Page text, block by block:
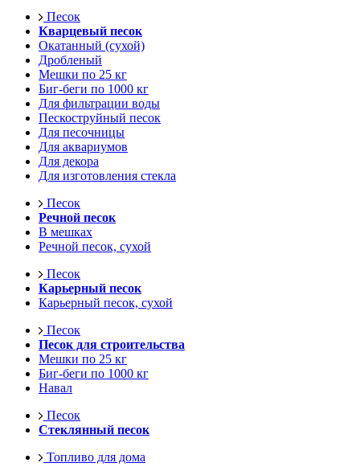
Песок
Кварцевый песок
Окатанный (сухой)
Дробленый
Мешки по 25 кг
Биг-беги по 1000 кг
Для фильтрации воды
Пескоструйный песок
Для песочницы
Для аквариумов
Для декора
Для изготовления стекла
Песок
Речной песок
В мешках
Речной песок, сухой
Песок
Карьерный песок
Карьерный песок, сухой
Песок
Песок для строительства
Мешки по 25 кг
Биг-беги по 1000 кг
Навал
Песок
Стеклянный песок
Топливо для дома